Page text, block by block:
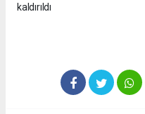
kaldırıldı